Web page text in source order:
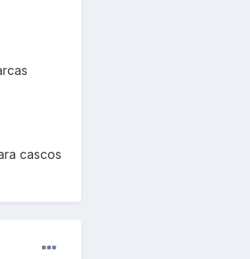
cascos